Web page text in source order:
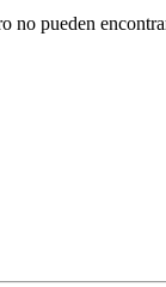
no pueden